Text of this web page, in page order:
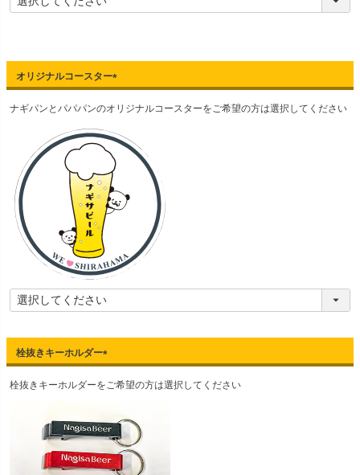
オリジナルコースター
(
必
)
ナギパンとパパパンのオリジナルコースターをご希望の方は選択してください
栓抜きキーホルダー
(
必
栓抜きキーホルダーをご希望の方は選択してください